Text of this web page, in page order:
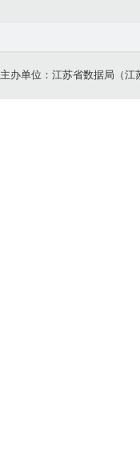
主办单位：江苏省数据局（江